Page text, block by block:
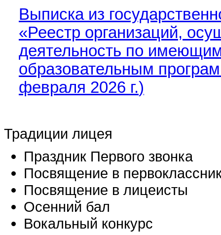
Выписка из
«Реестр организаций,
деятельность по
образовательным
февраля 2026 г.)
Традиции лицея
Праздник Первого звонка
Посвящение в
Посвящение в лицеисты
Осенний бал
Вокальный конкурс